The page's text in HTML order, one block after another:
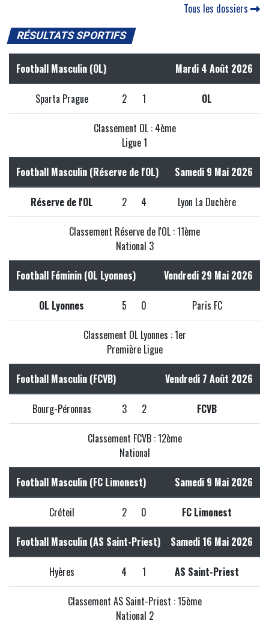
Tous les dossiers
RÉSULTATS SPORTIFS
Football Masculin (OL) Mardi 4 Août 2026
Sparta Prague 2 1 OL
Classement OL : 4ème
Ligue 1
Football Masculin (Réserve de l'OL) Samedi 9 Mai 2026
Réserve de l'OL 2 4 Lyon La Duchère
Classement Réserve de l'OL : 11ème
National 3
Football Féminin (OL Lyonnes) Vendredi 29 Mai 2026
OL Lyonnes 5 0 Paris FC
Classement OL Lyonnes : 1er
Première Ligue
Football Masculin (FCVB) Vendredi 7 Août 2026
Bourg-Péronnas 3 2 FCVB
Classement FCVB : 12ème
National
Football Masculin (FC Limonest) Samedi 9 Mai 2026
Créteil 2 0 FC Limonest
Football Masculin (AS Saint-Priest) Samedi 16 Mai 2026
Hyères 4 1 AS Saint-Priest
Classement AS Saint-Priest : 15ème
National 2